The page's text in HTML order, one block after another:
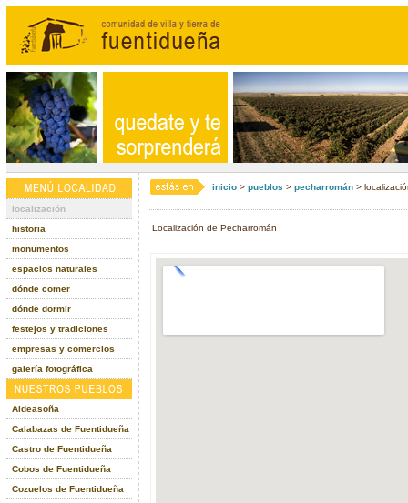
localización
historia
monumentos
espacios naturales
dónde comer
dónde dormir
festejos y tradiciones
empresas y comercios
galería fotográfica
Aldeasoña
Calabazas de Fuentidueña
Castro de Fuentidueña
Cobos de Fuentidueña
Cozuelos de Fuentidueña
inicio > pueblos > pecharromán >
Localización de Pecharromán